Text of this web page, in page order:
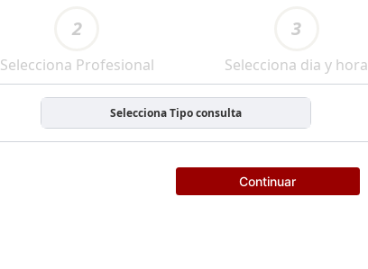
2
Selecciona Profesional
3
Selecciona dia y hora
Selecciona Tipo consulta
Continuar